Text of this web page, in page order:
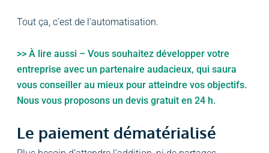
Tout ça, c’est de l’automatisation.
>> À lire aussi – Vous souhaitez développer votre
entreprise avec un partenaire audacieux, qui saura
vous conseiller au mieux pour atteindre vos objectifs.
Nous vous proposons un devis gratuit en 24 h.
Le paiement dématérialisé